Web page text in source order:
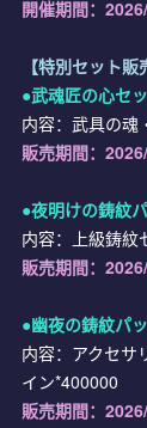
開催期間： 2026/
【特別セット販
●武魂匠の心セ
内容：武具の魂
販売期間：
●夜明けの鋳紋
内容：上級鋳紋
販売期間：
●幽夜の鋳紋パ
内容：アクセサ
イン*400000
販売期間：